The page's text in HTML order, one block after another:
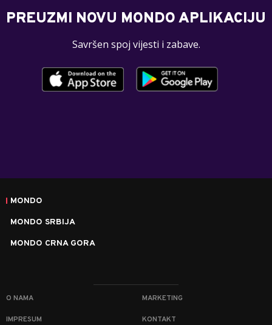
PREUZMI NOVU MONDO APLIKACIJU
Savršen spoj vijesti i zabave.
MONDO
MONDO SRBIJA
MONDO CRNA GORA
O NAMA MARKETING
IMPRESUM KONTAKT